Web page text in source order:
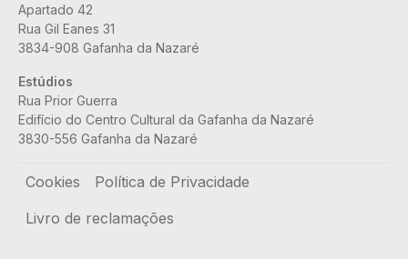
Apartado 42
Rua Gil Eanes 31
3834-908 Gafanha da Nazaré
Estúdios
Rua Prior Guerra
Edifício do Centro Cultural da Gafanha da Nazaré
3830-556 Gafanha da Nazaré
Rodapé
Cookies
Política de Privacidade
Livro de reclamações